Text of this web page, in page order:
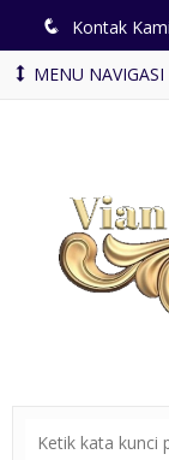
q Kontak Kami
MENU NAVIGASI